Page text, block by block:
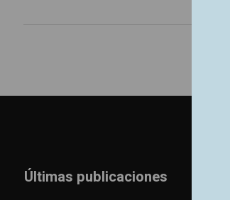
Últimas publicaciones